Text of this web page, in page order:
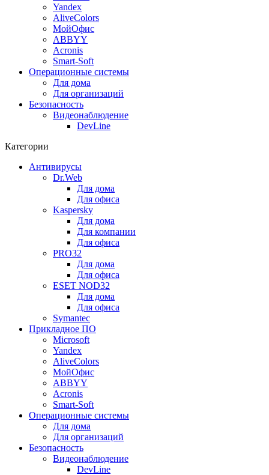
Yandex
AliveColors
МойОфис
ABBYY
Acronis
Smart-Soft
Операционные системы
Для дома
Для организаций
Безопасность
Видеонаблюдение
DevLine
Категории
Антивирусы
Dr.Web
Для дома
Для офиса
Kaspersky
Для дома
Для компании
Для офиса
PRO32
Для дома
Для офиса
ESET NOD32
Для дома
Для офиса
Symantec
Прикладное ПО
Microsoft
Yandex
AliveColors
МойОфис
ABBYY
Acronis
Smart-Soft
Операционные системы
Для дома
Для организаций
Безопасность
Видеонаблюдение
DevLine